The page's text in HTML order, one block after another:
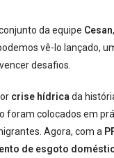
da equipe Cesan
vê-lo lançado,
desafios.
crise hídrica da
colocados em
Agora, com a
de esgoto